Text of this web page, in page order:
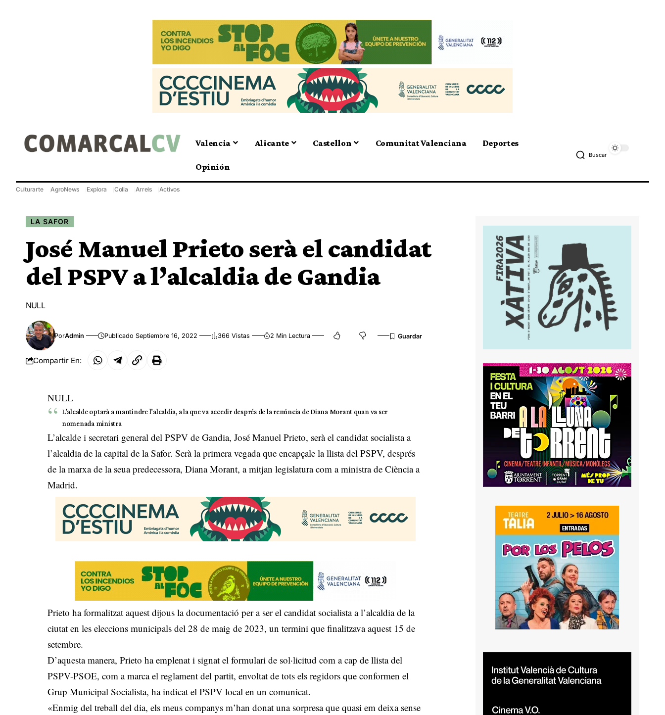
Valencia Alicante Castellon Comunitat Valenciana Deportes
Opinión
Buscar
Culturarte AgroNews Explora Colla Arrels Activos
LA SAFOR
José Manuel Prieto serà el candidat
del PSPV a l’alcaldia de Gandia
NULL
PorAdmin Publicado Septiembre 16, 2022 366 Vistas 2 Min Lectura
Compartir En:
NULL
L’alcalde optarà a mantindre l’alcaldia, a la que va accedir després de la renúncia de Diana Morant quan va ser
nomenada ministra
L’alcalde i secretari general del PSPV de Gandia, José Manuel Prieto, serà el candidat socialista a
l’alcaldia de la capital de la Safor. Serà la primera vegada que encapçale la llista del PSPV, després
de la marxa de la seua predecessora, Diana Morant, a mitjan legislatura com a ministra de Ciència a
Madrid.
Prieto ha formalitzat aquest dijous la documentació per a ser el candidat socialista a l’alcaldia de la
ciutat en les eleccions municipals del 28 de maig de 2023, un termini que finalitzava aquest 15 de
setembre.
D’aquesta manera, Prieto ha emplenat i signat el formulari de sol·licitud com a cap de llista del
PSPV-PSOE, com a marca el reglament del partit, envoltat de tots els regidors que conformen el
Grup Municipal Socialista, ha indicat el PSPV local en un comunicat.
«Enmig del treball del dia, els meus companys m’han donat una sorpresa que quasi em deixa sense